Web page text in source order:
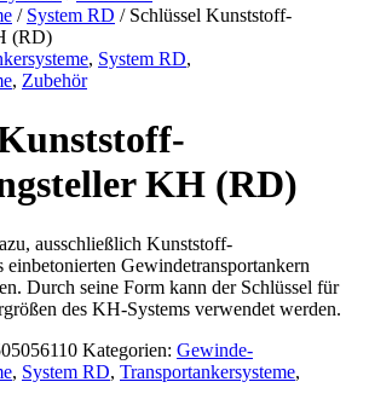
/ System RD / Schlüssel Kunststoff-
(RD)
, System RD,
, Zubehör
KH (RD)
ausschließlich Kunststoff-
einbetonierten Gewindetransportankern
Durch seine Form kann der Schlüssel für
des KH-Systems verwendet werden.
Kategorien: Gewinde-
, System RD, Transportankersysteme,